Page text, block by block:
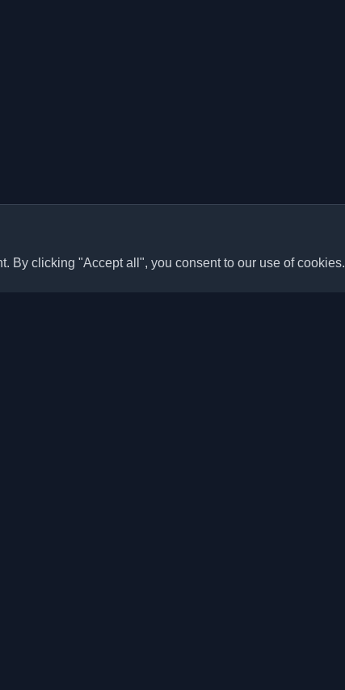
By clicking "Accept all", you consent to our use of cookies.